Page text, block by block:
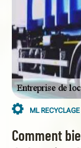
ML RECYCLAGE
Comment